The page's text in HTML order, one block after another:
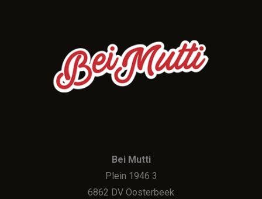
Bei Mutti
Plein 1946 3
6862 DV Oosterbeek